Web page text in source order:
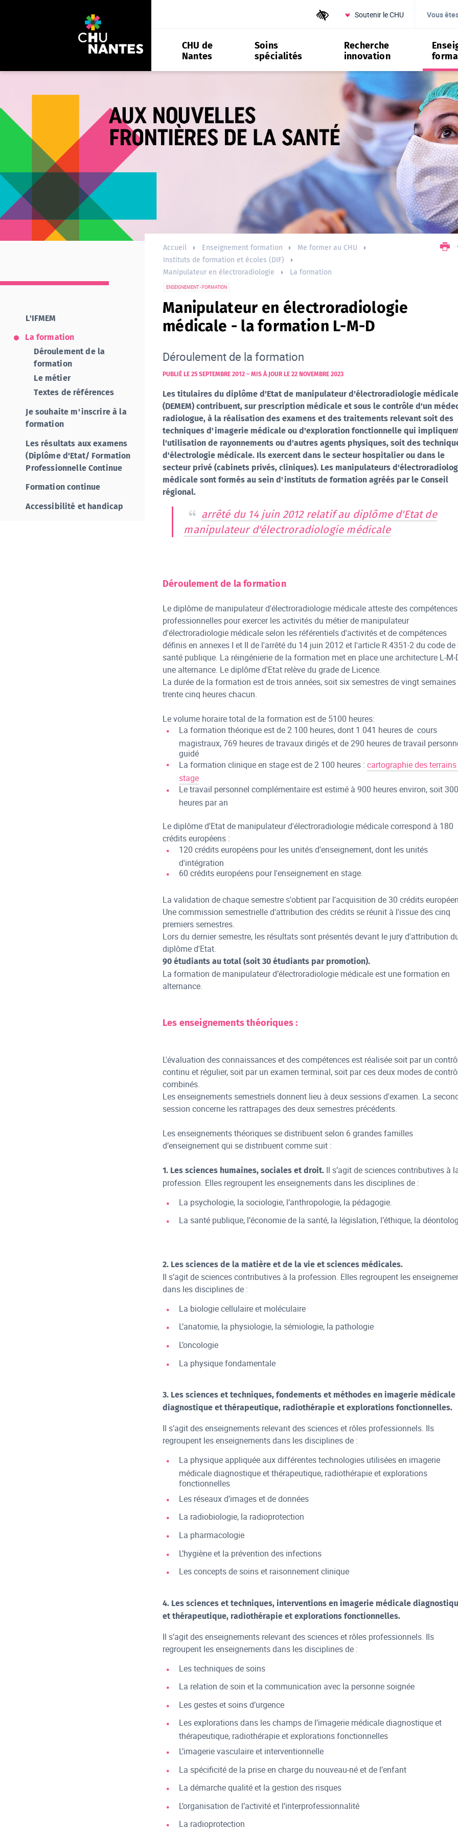
Outils d'accessibilité
Soutenir le CHU Vous
CHU de
Nantes
Soins
spécialités
Recherche
innovation
Accueil Enseignement formation
Me former au CHU
Instituts de formation et écoles (DIF)
Manipulateur en électroradiologie
La formation
ENSEIGNEMENT - FORMATION
Manipulateur en électroradiologie
médicale - la formation L-M-D
Déroulement de la formation
PUBLIÉ LE 25 SEPTEMBRE 2012 – MIS À JOUR LE 22 NOVEMBRE 2023
Les titulaires du diplôme d'Etat de manipulateur d'électroradiologie médicale
(DEMEM) contribuent, sur prescription médicale et sous le contrôle d'un
radiologue, à la réalisation des examens et des traitements relevant soit des
techniques d'imagerie médicale ou d'exploration fonctionnelle qui
l'utilisation de rayonnements ou d'autres agents physiques, soit des
d'électrologie médicale. Ils exercent dans le secteur hospitalier ou dans le
secteur privé (cabinets privés, cliniques). Les manipulateurs
médicale sont formés au sein d'instituts de formation agréés par le Conseil
régional.
arrêté du 14 juin 2012 relatif au diplôme d'Etat de
manipulateur d'électroradiologie médicale
Déroulement de la formation
Le diplôme de manipulateur d'électroradiologie médicale atteste des compétences
professionnelles pour exercer les activités du métier de manipulateur
d'électroradiologie médicale selon les référentiels d'activités et de compétences
définis en annexes I et II de l'arrêté du 14 juin 2012 et l'article R.4351-2 du code de
santé publique. La réingénierie de la formation met en place une architecture L-M-
une alternance. Le diplôme d'Etat relève du grade de Licence.
La durée de la formation est de trois années, soit six semestres de vingt semaines
trente cinq heures chacun.
Le volume horaire total de la formation est de 5100 heures:
La formation théorique est de 2 100 heures, dont 1 041 heures de cours
magistraux, 769 heures de travaux dirigés et de 290 heures de travail
guidé
La formation clinique en stage est de 2 100 heures : cartographie des
stage
Le travail personnel complémentaire est estimé à 900 heures environ, soit 300
heures par an
Le diplôme d'Etat de manipulateur d'électroradiologie médicale correspond à 180
crédits européens :
120 crédits européens pour les unités d'enseignement, dont les unités
d'intégration
60 crédits européens pour l'enseignement en stage.
La validation de chaque semestre s'obtient par l'acquisition de 30 crédits
Une commission semestrielle d'attribution des crédits se réunit à l'issue des cinq
premiers semestres.
Lors du dernier semestre, les résultats sont présentés devant le jury d'attribution
diplôme d'Etat.
90 étudiants au total (soit 30 étudiants par promotion).
La formation de manipulateur d’électroradiologie médicale est une formation en
alternance.
Les enseignements théoriques :
L'évaluation des connaissances et des compétences est réalisée soit par un
continu et régulier, soit par un examen terminal, soit par ces deux modes de
combinés.
Les enseignements semestriels donnent lieu à deux sessions d'examen. La
session concerne les rattrapages des deux semestres précédents.
Les enseignements théoriques se distribuent selon 6 grandes familles
d’enseignement qui se distribuent comme suit :
1. Les sciences humaines, sociales et droit.Il s’agit de sciences contributives à
profession. Elles regroupent les enseignements dans les disciplines de :
La psychologie, la sociologie, l’anthropologie, la pédagogie.
La santé publique, l’économie de la santé, la législation, l’éthique, la
2. Les sciences de la matière et de la vie et sciences médicales.
Il s’agit de sciences contributives à la profession. Elles regroupent les
dans les disciplines de :
La biologie cellulaire et moléculaire
L’anatomie, la physiologie, la sémiologie, la pathologie
L’oncologie
La physique fondamentale
3. Les sciences et techniques, fondements et méthodes en imagerie médicale
diagnostique et thérapeutique, radiothérapie et explorations fonctionnelles.
Il s’agit des enseignements relevant des sciences et rôles professionnels. Ils
regroupent les enseignements dans les disciplines de :
La physique appliquée aux différentes technologies utilisées en imagerie
médicale diagnostique et thérapeutique, radiothérapie et explorations
fonctionnelles
Les réseaux d’images et de données
La radiobiologie, la radioprotection
La pharmacologie
L’hygiène et la prévention des infections
Les concepts de soins et raisonnement clinique
4. Les sciences et techniques, interventions en imagerie médicale
et thérapeutique, radiothérapie et explorations fonctionnelles.
Il s’agit des enseignements relevant des sciences et rôles professionnels. Ils
regroupent les enseignements dans les disciplines de :
Les techniques de soins
La relation de soin et la communication avec la personne soignée
Les gestes et soins d’urgence
Les explorations dans les champs de l’imagerie médicale diagnostique et
thérapeutique, radiothérapie et explorations fonctionnelles
L’imagerie vasculaire et interventionnelle
La spécificité de la prise en charge du nouveau-né et de l’enfant
La démarche qualité et la gestion des risques
L’organisation de l’activité et l’interprofessionnalité
La radioprotection
L'IFMEM
La formation
Déroulement de la
formation
Le métier
Textes de références
Je souhaite m'inscrire à la
formation
Les résultats aux examens
(Diplôme d'Etat/ Formation
Professionnelle Continue
Formation continue
Accessibilité et handicap